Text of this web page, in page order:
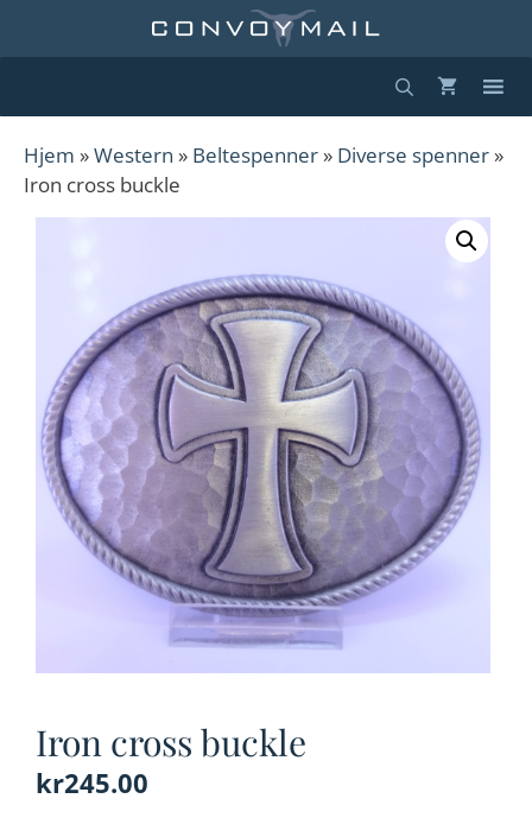
Hjem »Western » Beltespenner » Diverse spenner »
Iron cross buckle
Iron cross buckle
kr245.00